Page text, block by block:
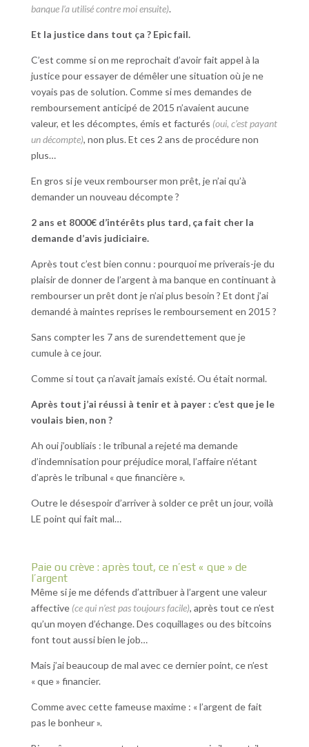
banque l’a utilisé contre moi ensuite).
Et la justice dans tout ça ? Epic fail.
C’est comme si on me reprochait d’avoir fait appel à la
justice pour essayer de démêler une situation où je ne
voyais pas de solution. Comme si mes demandes de
remboursement anticipé de 2015 n’avaient aucune
valeur, et les décomptes, émis et facturés (oui, c’est payant
un décompte), non plus. Et ces 2 ans de procédure non
plus…
En gros si je veux rembourser mon prêt, je n’ai qu’à
demander un nouveau décompte ?
2 ans et 8000€ d’intérêts plus tard, ça fait cher la
demande d’avis judiciaire.
Après tout c’est bien connu : pourquoi me priverais-je du
plaisir de donner de l’argent à ma banque en continuant à
rembourser un prêt dont je n’ai plus besoin ? Et dont j’ai
demandé à maintes reprises le remboursement en 2015 ?
Sans compter les 7 ans de surendettement que je
cumule à ce jour.
Comme si tout ça n’avait jamais existé. Ou était normal.
Après tout j’ai réussi à tenir et à payer : c’est que je le
voulais bien, non ?
Ah oui j’oubliais : le tribunal a rejeté ma demande
d’indemnisation pour préjudice moral, l’affaire n’étant
d’après le tribunal « que financière ».
Outre le désespoir d’arriver à solder ce prêt un jour, voilà
LE point qui fait mal…
Paie ou crève : après tout, ce n’est « que » de
l’argent
Même si je me défends d’attribuer à l’argent une valeur
affective (ce qui n’est pas toujours facile), après tout ce n’est
qu’un moyen d’échange. Des coquillages ou des bitcoins
font tout aussi bien le job…
Mais j’ai beaucoup de mal avec ce dernier point, ce n’est
« que » financier.
Comme avec cette fameuse maxime : « l’argent de fait
pas le bonheur ».